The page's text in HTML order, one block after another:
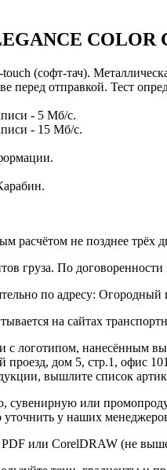
COLOR
(софт-тач).
отправкой. Тест
- 5 Мб/с.
- 15 Мб/с.
расчётом не позднее трёх
груза. По
по адресу:
на сайтах
с логотипом, нанесённым
проезд, дом 5, стр.1, офис
вышлите список
сувенирную или
у наших
или CorelDRAW (не